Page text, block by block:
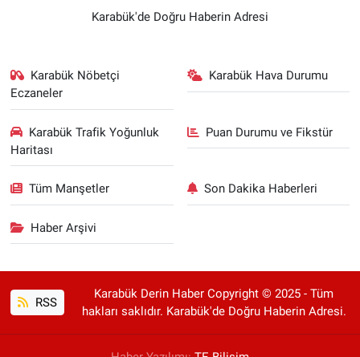
Karabük'de Doğru Haberin Adresi
Karabük Nöbetçi
Eczaneler
Karabük Hava Durumu
Karabük Trafik Yoğunluk
Haritası
Puan Durumu ve Fikstür
Tüm Manşetler Son Dakika Haberleri
Haber Arşivi
RSS
Karabük Derin Haber Copyright © 2025 - Tüm
hakları saklıdır. Karabük'de Doğru Haberin Adresi.